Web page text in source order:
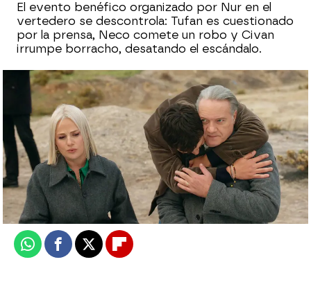
El evento benéfico organizado por Nur en el
vertedero se descontrola: Tufan es cuestionado
por la prensa, Neco comete un robo y Civan
irrumpe borracho, desatando el escándalo.
Nova
Publicado: 23 de febrero de 2026, 23:00
WhatsappFacebook
X Flipboard